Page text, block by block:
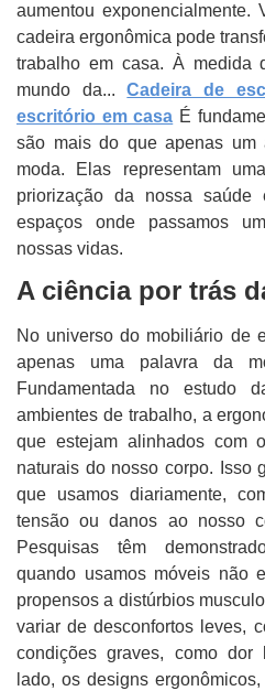
aumentou exponencialmente.
cadeira ergonômica pode
trabalho em casa. À medida
mundo da...
Cadeira de
escritório em casa É
são mais do que apenas um
moda. Elas representam
priorização da nossa saúde
espaços onde passamos
nossas vidas.
A ciência por trás
No universo do mobiliário de
apenas uma palavra da
Fundamentada no estudo
ambientes de trabalho, a
que estejam alinhados com
naturais do nosso corpo. Isso
que usamos diariamente,
tensão ou danos ao nosso
Pesquisas têm
quando usamos móveis não
propensos a distúrbios
variar de desconfortos leves,
condições graves, como dor
lado, os designs